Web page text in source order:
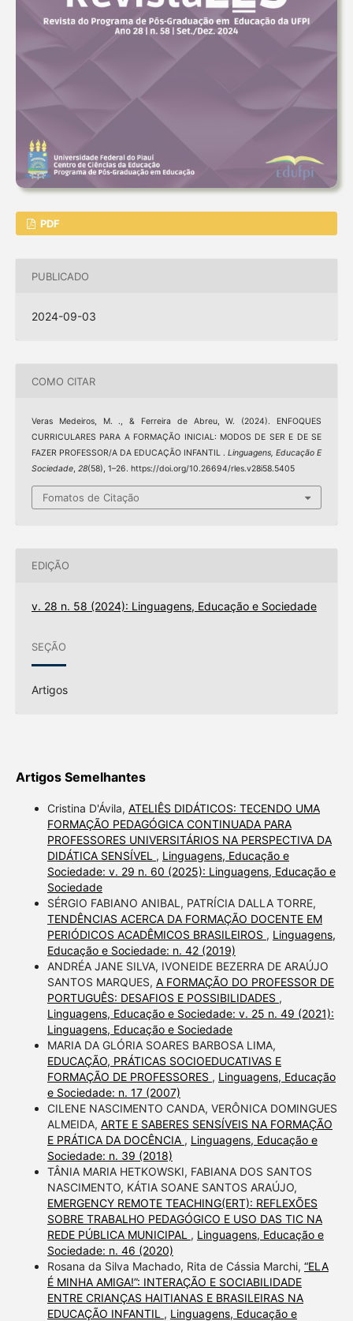
PDF
PUBLICADO
2024-09-03
COMO CITAR
Veras Medeiros, M. ., & Ferreira de Abreu, W. (2024). ENFOQUES
CURRICULARES PARA A FORMAÇÃO INICIAL: MODOS DE SER E DE SE
FAZER PROFESSOR/A DA EDUCAÇÃO INFANTIL .Linguagens, Educação E
Sociedade, 28(58), 1–26. https://doi.org/10.26694/rles.v28i58.5405
Fomatos de Citação
EDIÇÃO
v. 28 n. 58 (2024): Linguagens, Educação e Sociedade
SEÇÃO
Artigos
Artigos Semelhantes
Cristina D'Ávila, ATELIÊS DIDÁTICOS: TECENDO UMA
FORMAÇÃO PEDAGÓGICA CONTINUADA PARA
PROFESSORES UNIVERSITÁRIOS NA PERSPECTIVA DA
DIDÁTICA SENSÍVEL , Linguagens, Educação e
Sociedade: v. 29 n. 60 (2025): Linguagens, Educação e
Sociedade
SÉRGIO FABIANO ANIBAL, PATRÍCIA DALLA TORRE,
TENDÊNCIAS ACERCA DA FORMAÇÃO DOCENTE EM
PERIÓDICOS ACADÊMICOS BRASILEIROS , Linguagens,
Educação e Sociedade: n. 42 (2019)
ANDRÉA JANE SILVA, IVONEIDE BEZERRA DE ARAÚJO
SANTOS MARQUES, A FORMAÇÃO DO PROFESSOR DE
PORTUGUÊS: DESAFIOS E POSSIBILIDADES ,
Linguagens, Educação e Sociedade: v. 25 n. 49 (2021):
Linguagens, Educação e Sociedade
MARIA DA GLÓRIA SOARES BARBOSA LIMA,
EDUCAÇÃO, PRÁTICAS SOCIOEDUCATIVAS E
FORMAÇÃO DE PROFESSORES , Linguagens, Educação
e Sociedade: n. 17 (2007)
CILENE NASCIMENTO CANDA, VERÔNICA DOMINGUES
ALMEIDA, ARTE E SABERES SENSÍVEIS NA FORMAÇÃO
E PRÁTICA DA DOCÊNCIA , Linguagens, Educação e
Sociedade: n. 39 (2018)
TÂNIA MARIA HETKOWSKI, FABIANA DOS SANTOS
NASCIMENTO, KÁTIA SOANE SANTOS ARAÚJO,
EMERGENCY REMOTE TEACHING(ERT): REFLEXÕES
SOBRE TRABALHO PEDAGÓGICO E USO DAS TIC NA
REDE PÚBLICA MUNICIPAL , Linguagens, Educação e
Sociedade: n. 46 (2020)
Rosana da Silva Machado, Rita de Cássia Marchi, “ELA
É MINHA AMIGA!”: INTERAÇÃO E SOCIABILIDADE
ENTRE CRIANÇAS HAITIANAS E BRASILEIRAS NA
EDUCAÇÃO INFANTIL , Linguagens, Educação e